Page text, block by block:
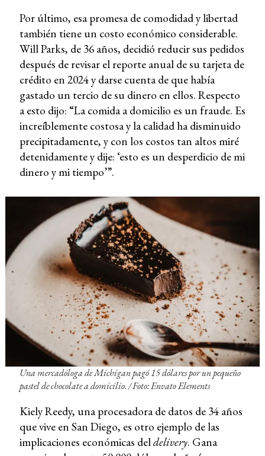
Por último, esa promesa de comodidad y libertad
también tiene un costo económico considerable.
Will Parks, de 36 años, decidió reducir sus pedidos
después de revisar el reporte anual de su tarjeta de
crédito en 2024 y darse cuenta de que había
gastado un tercio de su dinero en ellos. Respecto
a esto dijo: “La comida a domicilio es un fraude. Es
increíblemente costosa y la calidad ha disminuido
precipitadamente, y con los costos tan altos miré
detenidamente y dije: ‘esto es un desperdicio de mi
dinero y mi tiempo’”.
Una mercadóloga de Michigan pagó 15 dólares por un pequeño
pastel de chocolate a domicilio. / Foto: Envato Elements
Kiely Reedy, una procesadora de datos de 34 años
que vive en San Diego, es otro ejemplo de las
implicaciones económicas deldelivery. Gana